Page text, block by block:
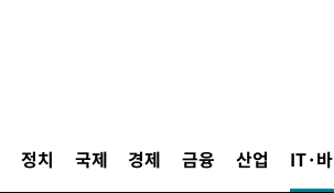
정치 국제 경제 금융 산업 IT·
상승 마감…S&P 0.6% 나스닥 1.3%↑